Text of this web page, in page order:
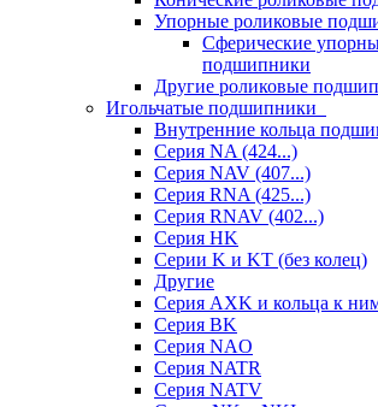
Упорные роликовые
Сферические
подшипники
Другие роликовые
Игольчатые подшипники
Внутренние кольца
Серия NA (424...)
Серия NAV (407...)
Серия RNA (425...)
Серия RNAV (402...)
Серия HK
Серии K и KT (без колец)
Другие
Серия AXK и кольца к
Серия BK
Серия NAO
Серия NATR
Серия NATV